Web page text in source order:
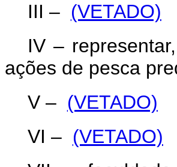
III – (VETADO)
IV –
ações de pesca
V – (VETADO)
VI – (VETADO)